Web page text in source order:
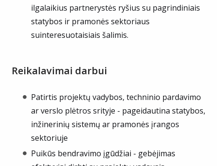
ilgalaikius partnerystės ryšius su pagrindiniais
statybos ir pramonės sektoriaus
suinteresuotaisiais šalimis.
Reikalavimai darbui
Patirtis projektų vadybos, techninio pardavimo
ar verslo plėtros srityje - pageidautina statybos,
inžinerinių sistemų ar pramonės įrangos
sektoriuje
Puikūs bendravimo įgūdžiai - gebėjimas